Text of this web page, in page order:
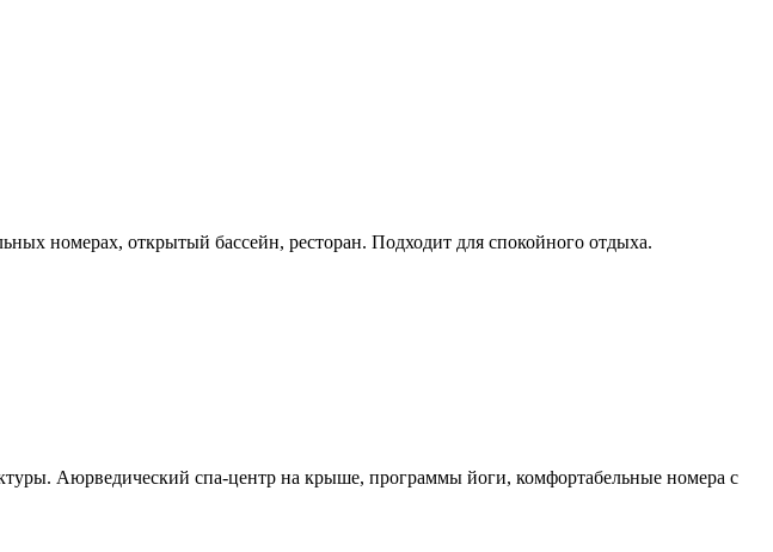
номерах, открытый бассейн, ресторан. Подходит для спокойного отдыха.
Аюрведический спа-центр на крыше, программы йоги, комфортабельные номера с